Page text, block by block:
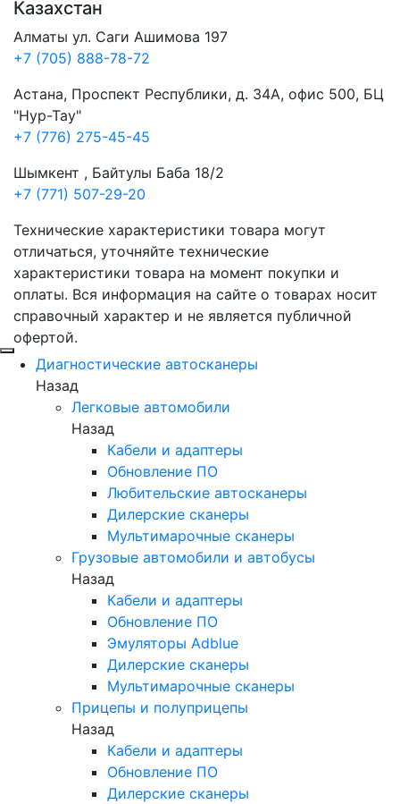
Казахстан
Алматы ул. Саги Ашимова 197
+7 (705) 888-78-72
Астана, Проспект Республики, д. 34А​, офис 500, БЦ
"Нур-Тау"
+7 (776) 275-45-45
Шымкент , Байтулы Баба 18/2
+7 (771) 507-29-20
Технические характеристики товара могут
отличаться, уточняйте технические
характеристики товара на момент покупки и
оплаты. Вся информация на сайте о товарах носит
справочный характер и не является публичной
офертой.
Диагностические автосканеры
Назад
Легковые автомобили
Назад
Кабели и адаптеры
Обновление ПО
Любительские автосканеры
Дилерские сканеры
Мультимарочные сканеры
Грузовые автомобили и автобусы
Назад
Кабели и адаптеры
Обновление ПО
Эмуляторы Adblue
Дилерские сканеры
Мультимарочные сканеры
Прицепы и полуприцепы
Назад
Кабели и адаптеры
Обновление ПО
Дилерские сканеры